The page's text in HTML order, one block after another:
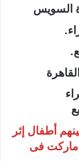
السويس
بينهم أطفال إثر
ماركت فى